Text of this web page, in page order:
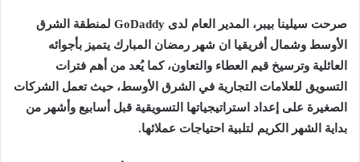
صرحت سيلينا بيبر، المدير العام لدى GoDaddy لمنطقة الشرق
الأوسط وشمال أفريقيا ان شهر رمضان المبارك يتميز بأجوائه
العائلية وترسيخ قيم العطاء والتعاون، كما يُعد من أهم فترات
التسويق للعلامات التجارية في الشرق الأوسط، حيث تعمل الشركات
الصغيرة على إعداد استراتيجياتها التسويقية قبل أسابيع وأشهر من
بداية الشهر الكريم لتلبية احتياجات عملائها.